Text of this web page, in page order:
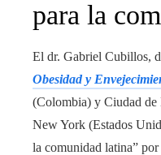
para la
El dr. Gabriel Cubillos,
Obesidad y
(Colombia) y Ciudad
New York (Estados
la comunidad latina” por